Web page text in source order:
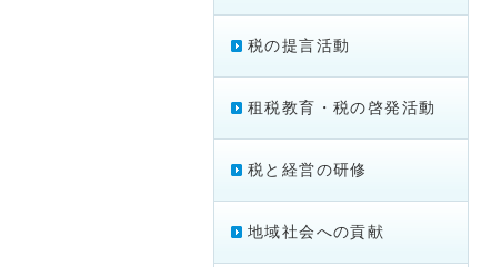
税の提言活動
租税教育・税の啓発活動
税と経営の研修
地域社会への貢献